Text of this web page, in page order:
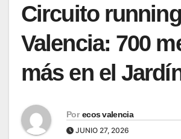
Circuito
Valencia: 700
más en el
Por ecos valencia
JUNIO 27, 2026